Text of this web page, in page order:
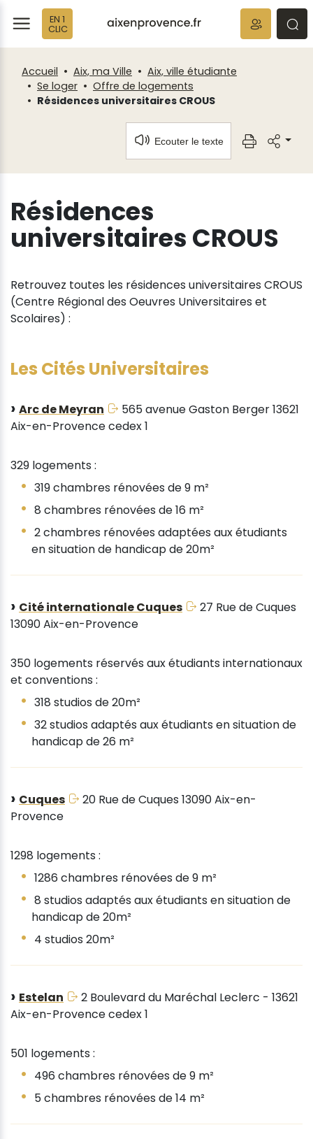
EN 1
CLIC
Accueil Aix, ma Ville
Aix, ville étudiante
Se loger
Offre de logements
Résidences universitaires CROUS
Ecouter le texte
Résidences
universitaires CROUS
Retrouvez toutes les résidences universitaires CROUS
(Centre Régional des Oeuvres Universitaires et
Scolaires) :
Les Cités Universitaires
Arc de Meyran
565 avenue Gaston Berger 13621
Aix-en-Provence cedex 1
329 logements :
319 chambres rénovées de 9 m²
8 chambres rénovées de 16 m²
2 chambres rénovées adaptées aux étudiants
en situation de handicap de 20m²
Cité internationale Cuques
27 Rue de Cuques
13090 Aix-en-Provence
350 logements réservés aux étudiants internationaux
et conventions :
318 studios de 20m²
32 studios adaptés aux étudiants en situation de
handicap de 26 m²
Cuques
20 Rue de Cuques 13090 Aix-en-
Provence
1298 logements :
1286 chambres rénovées de 9 m²
8 studios adaptés aux étudiants en situation de
handicap de 20m²
4 studios 20m²
Estelan
2 Boulevard du Maréchal Leclerc - 13621
Aix-en-Provence cedex 1
501 logements :
496 chambres rénovées de 9 m²
5 chambres rénovées de 14 m²
Fenêtre
de
chat
Panneau de gestion des cookies